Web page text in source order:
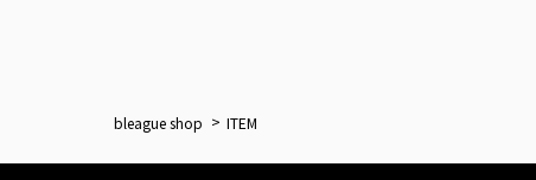
bleague shop ITEM